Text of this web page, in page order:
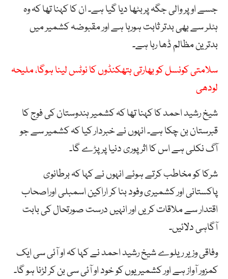
جسے اوپر والی جگہ پربٹھا دیا گیا ہے۔ ان کا کہنا تھا کہ وہ
ہٹلر سے بھی بدتر ثابت ہورہا ہے اور مقبوضہ کشمیر میں
بدترین مظالم ڈھا رہا ہے۔
سلامتی کونسل کو بھارتی ہتھکنڈوں کا نوٹس لینا ہوگا، ملیحہ
لودھی
شیخ رشید احمد کا کہنا تھا کہ کشمیر ہندوستان کی فوج کا
قبرستان بن چکا ہے۔ انہوں نے خبردار کیا کہ کشمیر سے جو
آگ نکلی ہے اس کا اثر پوری دنیا پر پڑے گا۔
شرکا کو مخاطب کرتے ہوئے انہوں نے کہا کہ برطانوی
پاکستانی اور کشمیری وفود بنا کر اراکین اسمبلی اوراصحاب
اقتدار سے ملاقات کریں اور انہیں درست صورتحال کی بابت
آگاہی دلائیں۔
وفاقی وزیر ریلوے شیخ رشید احمد نے کہا کہ او آئی سی ایک
کمزور آواز ہے اور کشمیریوں کو خود او آئی سی بن کر لڑنا ہو گا۔